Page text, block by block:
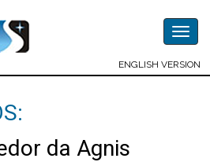
ENGLISH VERSION
da Agnis